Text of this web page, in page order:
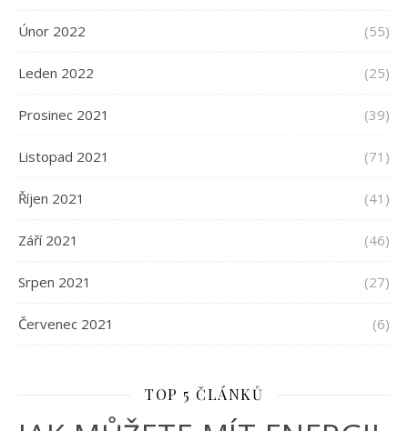
Únor 2022 (55)
Leden 2022 (25)
Prosinec 2021 (39)
Listopad 2021 (71)
Říjen 2021 (41)
Září 2021 (46)
Srpen 2021 (27)
Červenec 2021 (6)
TOP 5 ČLÁNKŮ